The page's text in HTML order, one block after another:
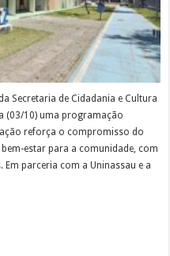
Secretaria de Cidadania e Cultura
(03/10) uma programação
reforça o compromisso do
estar para a comunidade, com
parceria com a Uninassau e a